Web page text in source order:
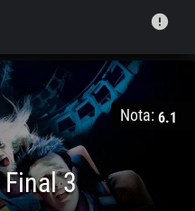
error
Nota: 6.1
3